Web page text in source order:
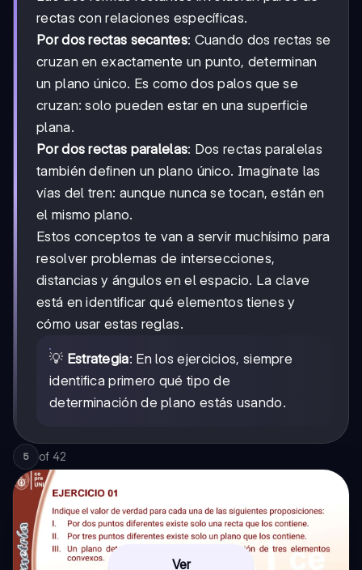
rectas con relaciones específicas.
Por dos rectas secantes: Cuando dos rectas se
cruzan en exactamente un punto, determinan
un plano único. Es como dos palos que se
cruzan: solo pueden estar en una superficie
plana.
Por dos rectas paralelas: Dos rectas paralelas
también definen un plano único. Imagínate las
vías del tren: aunque nunca se tocan, están en
el mismo plano.
Estos conceptos te van a servir muchísimo para
resolver problemas de intersecciones,
distancias y ángulos en el espacio. La clave
está en identificar qué elementos tienes y
cómo usar estas reglas.
💡 Estrategia: En los ejercicios, siempre
identifica primero qué tipo de
determinación de plano estás usando.
5 of 42
Ver